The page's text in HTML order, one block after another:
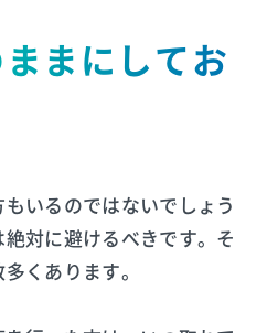
まにしてお
いるのではないでしょう
対に避けるべきです。そ
くあります。